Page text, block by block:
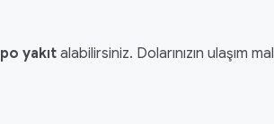
yakıt alabilirsiniz. Dolarınızın ulaşım